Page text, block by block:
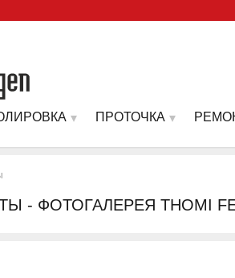
ПРОТОЧКА
- ФОТОГАЛЕРЕЯ THOMI